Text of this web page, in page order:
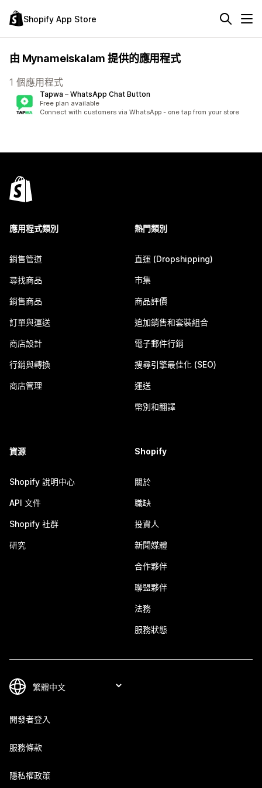
Shopify App Store
由 Mynameiskalam 提供的應用程式
1 個應用程式
Tapwa – WhatsApp Chat Button
Free plan available
Connect with customers via WhatsApp - one tap from your store
應用程式類別
銷售管道
尋找商品
銷售商品
訂單與運送
商店設計
行銷與轉換
商店管理
熱門類別
直運 (Dropshipping)
市集
商品評價
追加銷售和套裝組合
電子郵件行銷
搜尋引擎最佳化 (SEO)
運送
幣別和翻譯
資源
Shopify 說明中心
API 文件
Shopify 社群
研究
Shopify
關於
職缺
投資人
新聞媒體
合作夥伴
聯盟夥伴
法務
服務狀態
開發者登入
服務條款
隱私權政策